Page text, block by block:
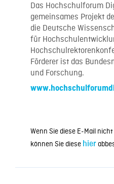
Das Hochschulforum
gemeinsames Projekt
die Deutsche
für
Förderer ist das
und Forschung.
Wenn Sie diese E-Mail
können Sie diese hier